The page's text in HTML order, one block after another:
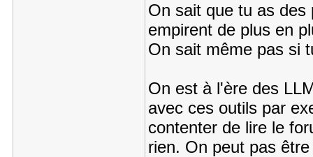
On sait que tu as des
empirent de plus en
On sait même pas si
On est à l'ère des
avec ces outils par
contenter de lire le
rien. On peut pas